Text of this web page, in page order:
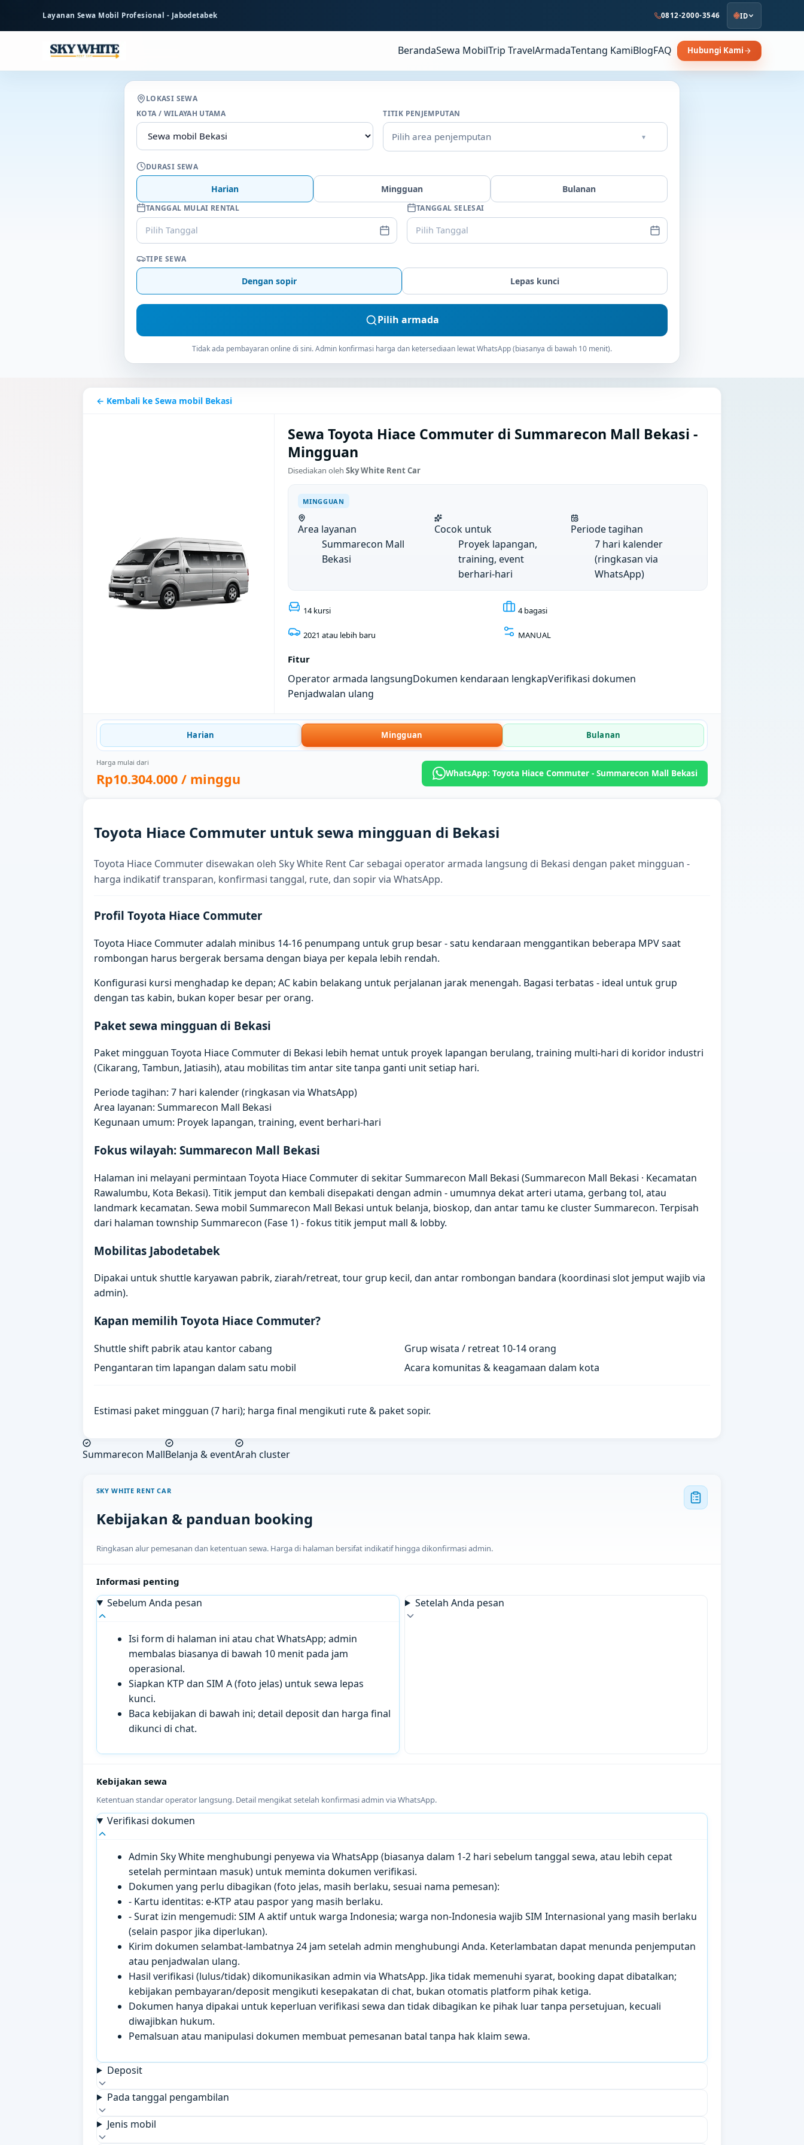
Layanan Sewa Mobil Profesional - Jabodetabek 0812-2000-3546 ID
BerandaSewa MobilTrip TravelArmadaTentang KamiBlogFAQ Hubungi Kami
LOKASI SEWA
KOTA / WILAYAH UTAMA
TITIK PENJEMPUTAN
Pilih area penjemputan ▾
DURASI SEWA
Harian Mingguan Bulanan
TANGGAL MULAI RENTAL
Pilih Tanggal
TANGGAL SELESAI
Pilih Tanggal
TIPE SEWA
Dengan sopir Lepas kunci
Pilih armada
Tidak ada pembayaran online di sini. Admin konfirmasi harga dan ketersediaan lewat WhatsApp (biasanya di bawah 10 menit).
← Kembali ke Sewa mobil Bekasi
Sewa Toyota Hiace Commuter di Summarecon Mall Bekasi -
Mingguan
Disediakan oleh Sky White Rent Car
MINGGUAN
Area layanan
Summarecon Mall
Bekasi
Cocok untuk
Proyek lapangan,
training, event
berhari-hari
Periode tagihan
7 hari kalender
(ringkasan via
WhatsApp)
14 kursi 4 bagasi
2021 atau lebih baru MANUAL
Fitur
Operator armada langsungDokumen kendaraan lengkapVerifikasi dokumen
Penjadwalan ulang
Harian Mingguan Bulanan
Harga mulai dari
Rp10.304.000 / minggu WhatsApp: Toyota Hiace Commuter - Summarecon Mall Bekasi
Toyota Hiace Commuter untuk sewa mingguan di Bekasi
Toyota Hiace Commuter disewakan oleh Sky White Rent Car sebagai operator armada langsung di Bekasi dengan paket mingguan -
harga indikatif transparan, konfirmasi tanggal, rute, dan sopir via WhatsApp.
Profil Toyota Hiace Commuter
Toyota Hiace Commuter adalah minibus 14-16 penumpang untuk grup besar - satu kendaraan menggantikan beberapa MPV saat
rombongan harus bergerak bersama dengan biaya per kepala lebih rendah.
Konfigurasi kursi menghadap ke depan; AC kabin belakang untuk perjalanan jarak menengah. Bagasi terbatas - ideal untuk grup
dengan tas kabin, bukan koper besar per orang.
Paket sewa mingguan di Bekasi
Paket mingguan Toyota Hiace Commuter di Bekasi lebih hemat untuk proyek lapangan berulang, training multi-hari di koridor industri
(Cikarang, Tambun, Jatiasih), atau mobilitas tim antar site tanpa ganti unit setiap hari.
Periode tagihan: 7 hari kalender (ringkasan via WhatsApp)
Area layanan: Summarecon Mall Bekasi
Kegunaan umum: Proyek lapangan, training, event berhari-hari
Fokus wilayah: Summarecon Mall Bekasi
Halaman ini melayani permintaan Toyota Hiace Commuter di sekitar Summarecon Mall Bekasi (Summarecon Mall Bekasi · Kecamatan
Rawalumbu, Kota Bekasi). Titik jemput dan kembali disepakati dengan admin - umumnya dekat arteri utama, gerbang tol, atau
landmark kecamatan. Sewa mobil Summarecon Mall Bekasi untuk belanja, bioskop, dan antar tamu ke cluster Summarecon. Terpisah
dari halaman township Summarecon (Fase 1) - fokus titik jemput mall & lobby.
Mobilitas Jabodetabek
Dipakai untuk shuttle karyawan pabrik, ziarah/retreat, tour grup kecil, dan antar rombongan bandara (koordinasi slot jemput wajib via
admin).
Kapan memilih Toyota Hiace Commuter?
Shuttle shift pabrik atau kantor cabang
Grup wisata / retreat 10-14 orang
Pengantaran tim lapangan dalam satu mobil
Acara komunitas & keagamaan dalam kota
Estimasi paket mingguan (7 hari); harga final mengikuti rute & paket sopir.
Summarecon MallBelanja & eventArah cluster
SKY WHITE RENT CAR
Kebijakan & panduan booking
Ringkasan alur pemesanan dan ketentuan sewa. Harga di halaman bersifat indikatif hingga dikonfirmasi admin.
Informasi penting
Sebelum Anda pesan
Isi form di halaman ini atau chat WhatsApp; admin
membalas biasanya di bawah 10 menit pada jam
operasional.
Siapkan KTP dan SIM A (foto jelas) untuk sewa lepas
kunci.
Baca kebijakan di bawah ini; detail deposit dan harga final
dikunci di chat.
Setelah Anda pesan
Kebijakan sewa
Ketentuan standar operator langsung. Detail mengikat setelah konfirmasi admin via WhatsApp.
Verifikasi dokumen
Admin Sky White menghubungi penyewa via WhatsApp (biasanya dalam 1-2 hari sebelum tanggal sewa, atau lebih cepat
setelah permintaan masuk) untuk meminta dokumen verifikasi.
Dokumen yang perlu dibagikan (foto jelas, masih berlaku, sesuai nama pemesan):
- Kartu identitas: e-KTP atau paspor yang masih berlaku.
- Surat izin mengemudi: SIM A aktif untuk warga Indonesia; warga non-Indonesia wajib SIM Internasional yang masih berlaku
(selain paspor jika diperlukan).
Kirim dokumen selambat-lambatnya 24 jam setelah admin menghubungi Anda. Keterlambatan dapat menunda penjemputan
atau penjadwalan ulang.
Hasil verifikasi (lulus/tidak) dikomunikasikan admin via WhatsApp. Jika tidak memenuhi syarat, booking dapat dibatalkan;
kebijakan pembayaran/deposit mengikuti kesepakatan di chat, bukan otomatis platform pihak ketiga.
Dokumen hanya dipakai untuk keperluan verifikasi sewa dan tidak dibagikan ke pihak luar tanpa persetujuan, kecuali
diwajibkan hukum.
Pemalsuan atau manipulasi dokumen membuat pemesanan batal tanpa hak klaim sewa.
Deposit
Pada tanggal pengambilan
Jenis mobil